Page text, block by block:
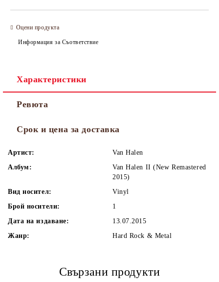
Оцени продукта
Информация за Съответствие
Характеристики
Ревюта
Срок и цена за доставка
Артист:
Van Halen
Албум:
Van Halen II (New Remastered
2015)
Вид носител:
Vinyl
Брой носители:
1
Дата на издаване:
13.07.2015
Жанр:
Hard Rock & Metal
Свързани продукти